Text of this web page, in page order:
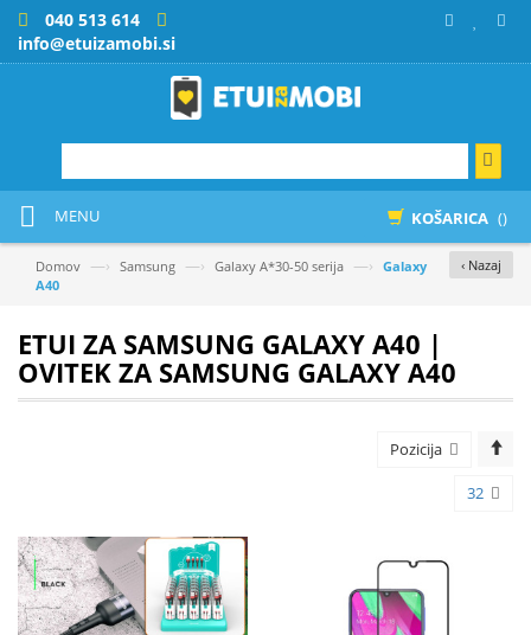
040 513 614
info@etuizamobi.si
KOŠARICA ()
MENU
‹ Nazaj
Domov —› Samsung —› Galaxy A*30-50 serija —› Galaxy
A40
ETUI ZA SAMSUNG GALAXY A40 |
OVITEK ZA SAMSUNG GALAXY A40
Pozicija
32